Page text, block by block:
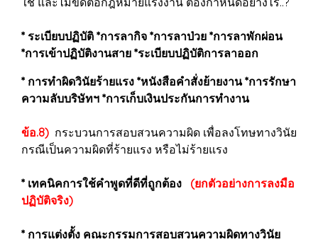
* ระเบียบปฏิบัติ *การลากิจ *การลาป่วย *การลาพักผ่อน
*การเข้าปฏิบัติงานสาย *ระเบียบปฏิบัติการลาออก
* การทำผิดวินัยร้ายแรง *หนังสือคำสั่งย้ายงาน *การรักษา
ความลับบริษัทฯ *การเก็บเงินประกันการทำงาน
ข้อ.8) กระบวนการสอบสวนความผิด เพื่อลงโทษทางวินัย
กรณีเป็นความผิดที่ร้ายแรง หรือไม่ร้ายแรง
* เทคนิคการใช้คำพูดที่ดีที่ถูกต้อง (ยกตัวอย่างการลงมือ
ปฏิบัติจริง)
* การแต่งตั้ง คณะกรรมการสอบสวนความผิดทางวินัย